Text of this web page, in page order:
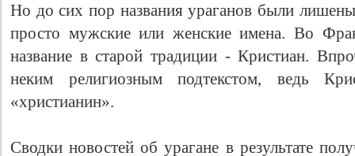
Но до сих пор названия ураганов были
просто мужские или женские имена. Во
название в старой традиции - Кристиан.
неким религиозным подтекстом, ведь
«христианин».
Сводки новостей об урагане в результате